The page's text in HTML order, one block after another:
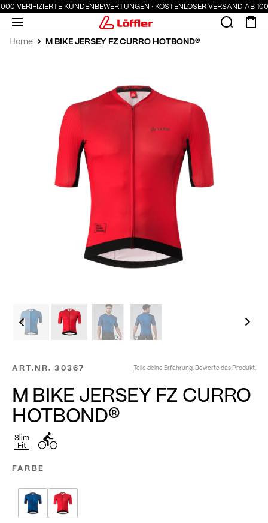
KUNDENBEWERTUNGEN · KOSTENLOSER VERSAND AB 100
Home M BIKE JERSEY FZ CURRO HOTBOND®
ART.NR. 30367 Teile deine Erfahrung. Bewerte das Produkt.
M BIKE JERSEY FZ CURRO
HOTBOND®
Slim
Fit
FARBE